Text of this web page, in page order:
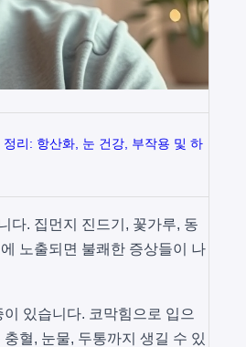
리: 항산화, 눈 건강, 부작용 및 하
다. 집먼지 진드기, 꽃가루, 동
노출되면 불쾌한 증상들이 나
있습니다. 코막힘으로 입으
혈, 눈물, 두통까지 생길 수 있